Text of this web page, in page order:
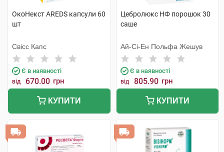
ОкоНекст AREDS капсули 60
шт
Свісс Капс
Є в наявності
від 670.00 грн
КУПИТИ
Цебролюкс НФ порошок 30
саше
Ай-Сі-Ен Польфа Жешув
Є в наявності
від 805.90 грн
КУПИТИ